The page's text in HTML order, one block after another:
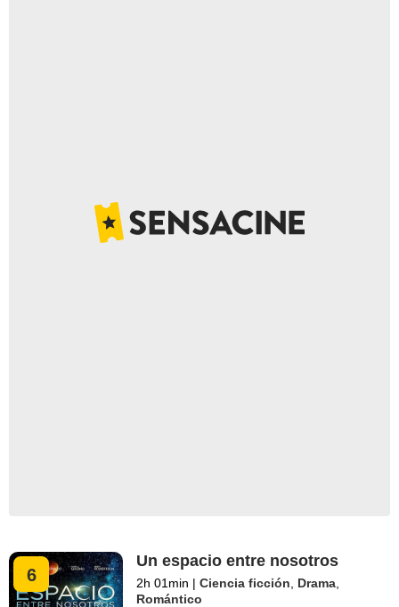
6
Un espacio entre nosotros
2h 01min | Ciencia ficción Drama
Romántico